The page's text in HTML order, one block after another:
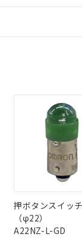
DIBP
格認証/適合状況ペー
押ボタンスイッチ
（φ22）
A22NZ-L-GD
あることをご了
データに基づき
合があることを
のオムロン制御
をご確認ください。
は開示しないよ
I-Webメンバーズに
合などやむを得ず
ニルエーテル類(PBDE)
BBP） 1000ppm以下
。ェニルエーテル類) :
チルベンジル) :
な影響を及ぼさな
れないよう必要
他武器並びにこ
を当該第三者に通
がある場合は、
お客様担当のオム